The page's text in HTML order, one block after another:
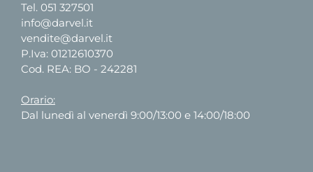
Tel. 051 327501
info@darvel.it
vendite@darvel.it
P.Iva: 01212610370
Cod. REA: BO - 242281
Orario:
Dal lunedì al venerdì 9:00/13:00 e 14:00/18:00